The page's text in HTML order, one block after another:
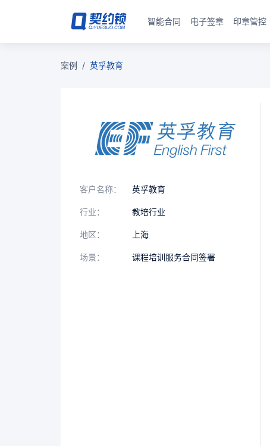
智能合同 电子签章 印章管控
案例 / 英孚教育
客户名称： 英孚教育
行业： 教培行业
地区： 上海
场景： 课程培训服务合同签署